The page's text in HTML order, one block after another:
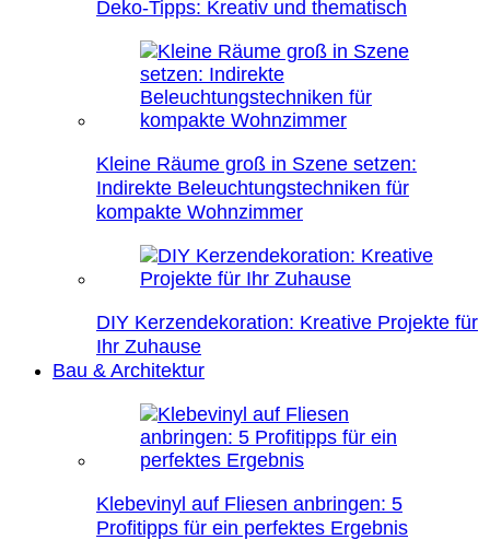
Deko-Tipps: Kreativ und thematisch
Kleine Räume groß in Szene setzen:
Indirekte Beleuchtungstechniken für
kompakte Wohnzimmer
DIY Kerzendekoration: Kreative Projekte für
Ihr Zuhause
Bau & Architektur
Klebevinyl auf Fliesen anbringen: 5
Profitipps für ein perfektes Ergebnis